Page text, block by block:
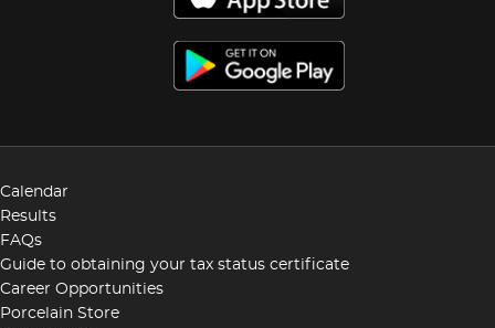
Calendar
Results
FAQs
Guide to obtaining your tax status certificate
Career Opportunities
Porcelain Store